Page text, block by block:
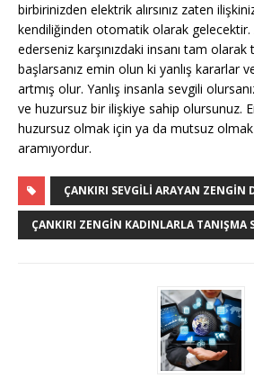
birbirinizden elektrik alırsınız zaten
kendiliğinden otomatik olarak gelecektir.
ederseniz karşınızdaki insanı tam olarak
başlarsanız emin olun ki yanlış kararlar
artmış olur. Yanlış insanla sevgili
ve huzursuz bir ilişkiye sahip olursunuz.
huzursuz olmak için ya da mutsuz
aramıyordur.
ÇANKIRI SEVGILI ARAYAN ZENGIN
ÇANKIRI ZENGIN KADINLARLA TANIŞMA